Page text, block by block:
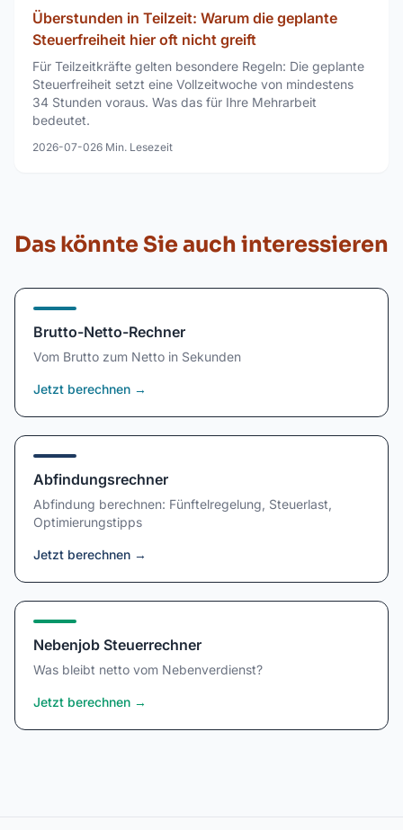
Überstunden in Teilzeit: Warum die geplante
Steuerfreiheit hier oft nicht greift
Für Teilzeitkräfte gelten besondere Regeln: Die geplante
Steuerfreiheit setzt eine Vollzeitwoche von mindestens
34 Stunden voraus. Was das für Ihre Mehrarbeit
bedeutet.
2026-07-026 Min. Lesezeit
Das könnte Sie auch interessieren
Brutto-Netto-Rechner
Vom Brutto zum Netto in Sekunden
Jetzt berechnen →
Abfindungsrechner
Abfindung berechnen: Fünftelregelung, Steuerlast,
Optimierungstipps
Jetzt berechnen →
Nebenjob Steuerrechner
Was bleibt netto vom Nebenverdienst?
Jetzt berechnen →